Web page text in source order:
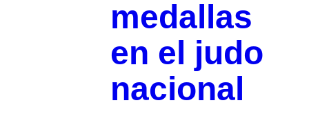
medallas
en el judo
nacional